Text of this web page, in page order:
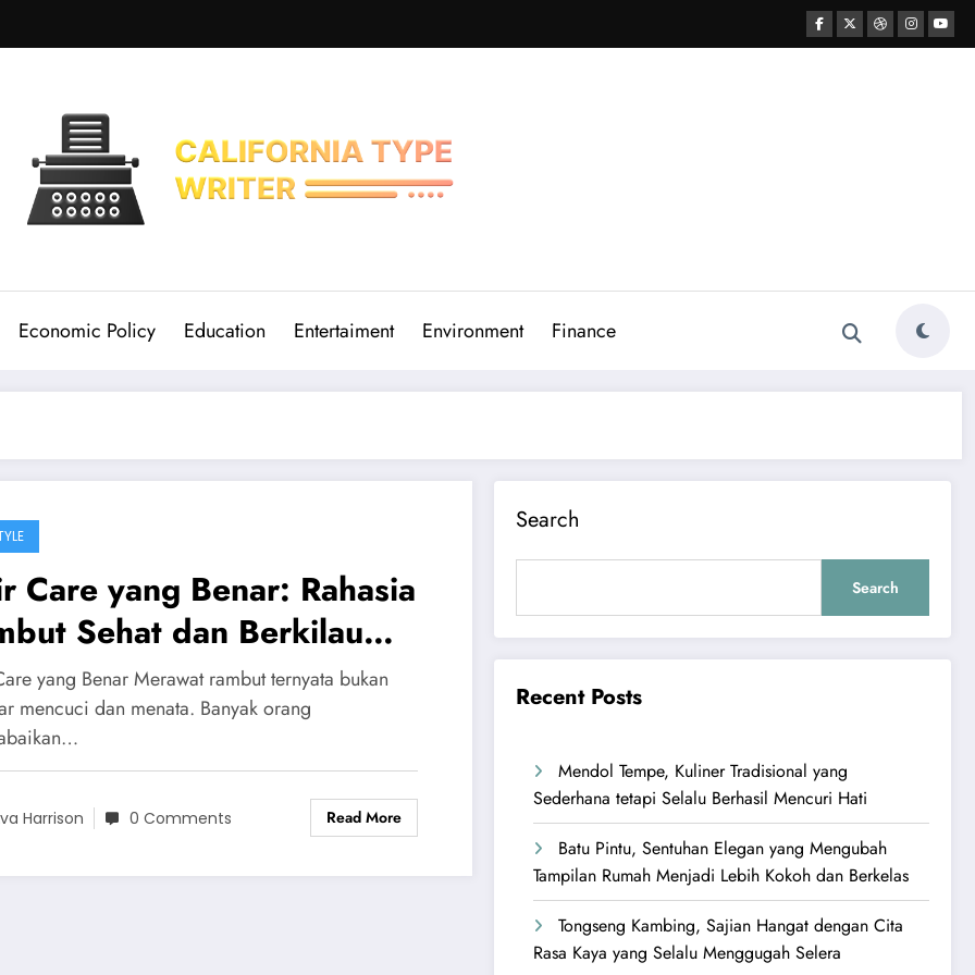
Economic Policy Education Entertaiment Environment Finance
Care yang Benar: Rahasia
Sehat dan Berkilau
Hari
yang Benar Merawat rambut ternyata bukan
mencuci dan menata. Banyak orang
Harrison 0 Comments Read More
Search
Search
Recent Posts
Mendol Tempe, Kuliner Tradisional yang
Sederhana tetapi Selalu Berhasil Mencuri Hati
Batu Pintu, Sentuhan Elegan yang Mengubah
Tampilan Rumah Menjadi Lebih Kokoh dan Berkelas
Tongseng Kambing, Sajian Hangat dengan Cita
Rasa Kaya yang Selalu Menggugah Selera